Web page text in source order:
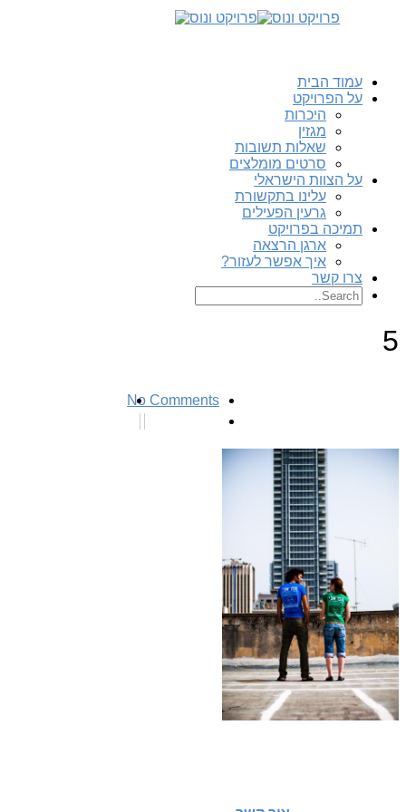
עמוד הבית
על הפרויקט
היכרות
מגזין
שאלות תשובות
סרטים מומלצים
על הצוות הישראלי
עלינו בתקשורת
גרעין הפעילים
תמיכה בפרויקט
ארגן הרצאה
איך אפשר לעזור?
צרו קשר
5
No Comments